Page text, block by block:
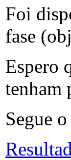
Foi
fase
Espero
tenham
Segue